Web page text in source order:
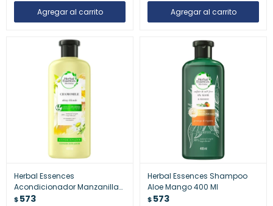
Herbal Essences
Acondicionador Manzanilla
400 Ml
$573
Herbal Essences Shampoo
Aloe Mango 400 Ml
$573